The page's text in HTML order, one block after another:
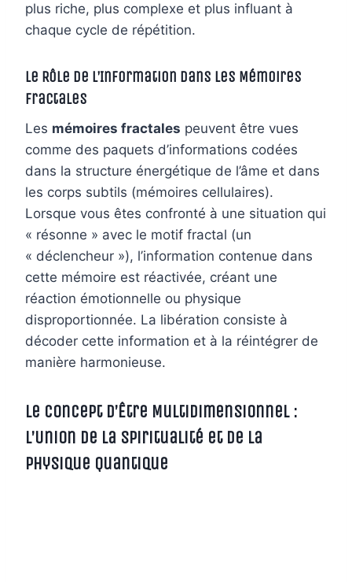
plus riche, plus complexe et plus influant à
chaque cycle de répétition.
Le Rôle de l’Information dans les Mémoires
Fractales
Les mémoires fractales peuvent être vues
comme des paquets d’informations codées
dans la structure énergétique de l’âme et dans
les corps subtils (mémoires cellulaires).
Lorsque vous êtes confronté à une situation qui
« résonne » avec le motif fractal (un
« déclencheur »), l’information contenue dans
cette mémoire est réactivée, créant une
réaction émotionnelle ou physique
disproportionnée. La libération consiste à
décoder cette information et à la réintégrer de
manière harmonieuse.
Le Concept d’Être Multidimensionnel :
L’Union de la Spiritualité et de la
Physique Quantique